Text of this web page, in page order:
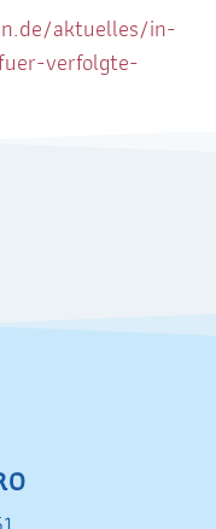
aktuelles/in-
verfolgte-